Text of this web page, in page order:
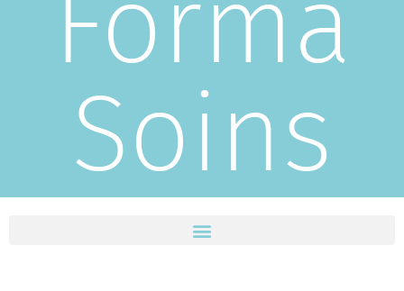
Forma
Soins